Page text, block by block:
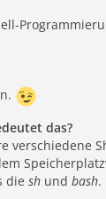
das?
verschiedene
die sh und bash.